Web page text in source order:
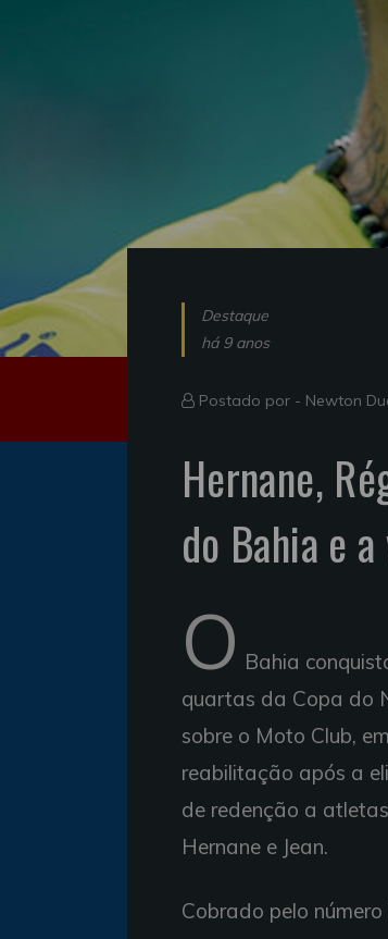
Destaque
há 9 anos
Postado por - Newton
Hernane,
do Bahia e
O Bahia
quartas da Copa do
sobre o Moto Club,
reabilitação após a
de redenção a
Hernane e Jean.
Cobrado pelo